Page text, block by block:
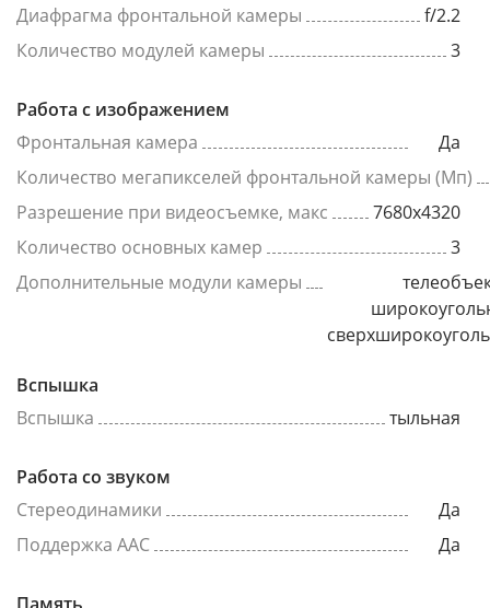
Диафрагма фронтальной камеры
f/2.2
Количество модулей камеры
3
Работа с изображением
Фронтальная камера
Да
Количество мегапикселей фронтальной камеры (Мп)
Разрешение при видеосъемке, макс
7680x4320
Количество основных камер
3
Дополнительные модули камеры
Вспышка
Вспышка
тыльная
Работа со звуком
Стереодинамики
Да
Поддержка AAC
Да